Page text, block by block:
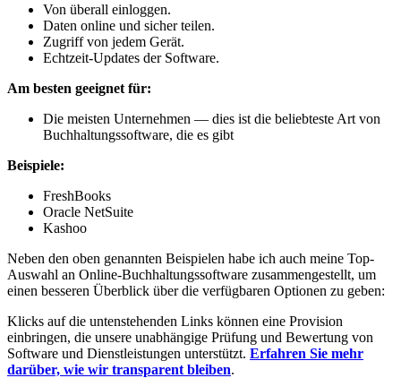
Von überall einloggen.
Daten online und sicher teilen.
Zugriff von jedem Gerät.
Echtzeit-Updates der Software.
Am besten geeignet für:
Die meisten Unternehmen — dies ist die beliebteste Art von
Buchhaltungssoftware, die es gibt
Beispiele:
FreshBooks
Oracle NetSuite
Kashoo
Neben den oben genannten Beispielen habe ich auch meine Top-
Auswahl an Online-Buchhaltungssoftware zusammengestellt, um
einen besseren Überblick über die verfügbaren Optionen zu geben:
Klicks auf die untenstehenden Links können eine Provision
einbringen, die unsere unabhängige Prüfung und Bewertung von
Software und Dienstleistungen unterstützt. Erfahren Sie mehr
darüber, wie wir transparent bleiben.